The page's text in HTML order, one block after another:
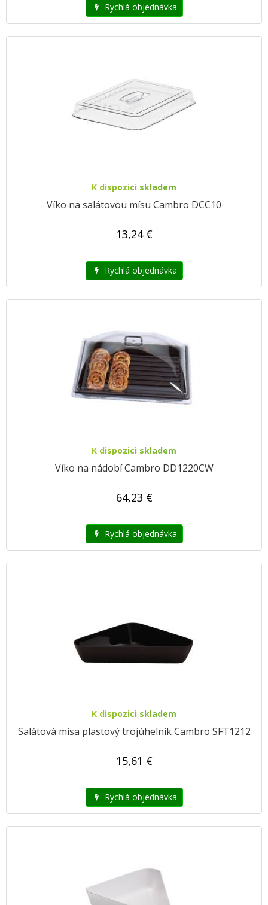
Rychlá objednávka
K dispozici skladem
Víko na salátovou mísu Cambro DCC10
13,24 €
Rychlá objednávka
K dispozici skladem
Víko na nádobí Cambro DD1220CW
64,23 €
Rychlá objednávka
K dispozici skladem
Salátová mísa plastový trojúhelník Cambro SFT1212
15,61 €
Rychlá objednávka